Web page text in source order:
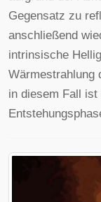
Gegensatz zu
anschließend
intrinsische
Wärmestrahlung
in diesem Fall